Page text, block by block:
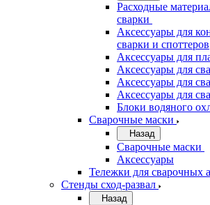
Расходные
сварки
Аксессуары для
сварки и споттеров
Аксессуары для
Аксессуары для
Аксессуары для
Аксессуары для
Блоки водяного
Сварочные маски
Назад
Сварочные маски
Аксессуары
Тележки для сварочных
Стенды сход-развал
Назад